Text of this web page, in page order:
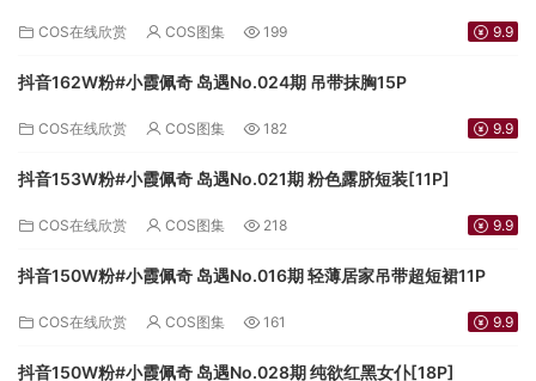
COS在线欣赏 COS图集 199 9.9
抖音162W粉#小霞佩奇 岛遇No.024期 吊带抹胸15P
COS在线欣赏 COS图集 182 9.9
抖音153W粉#小霞佩奇 岛遇No.021期 粉色露脐短装[11P]
COS在线欣赏 COS图集 218 9.9
抖音150W粉#小霞佩奇 岛遇No.016期 轻薄居家吊带超短裙11P
COS在线欣赏 COS图集 161 9.9
抖音150W粉#小霞佩奇 岛遇No.028期 纯欲红黑女仆[18P]